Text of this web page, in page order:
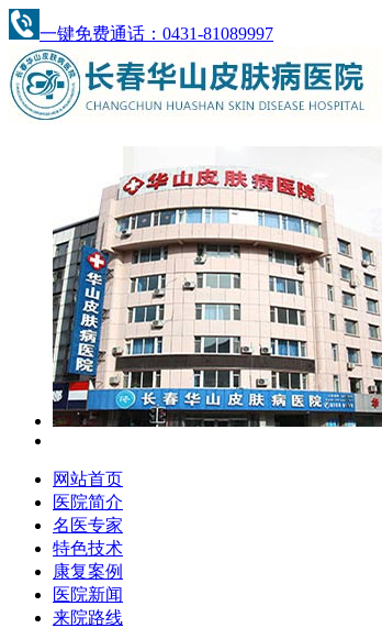
一键免费通话：0431-81089997
网站首页
医院简介
名医专家
特色技术
康复案例
医院新闻
来院路线